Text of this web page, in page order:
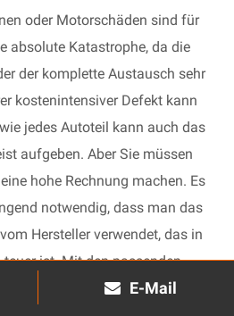
E-Mail
oder Motorschäden sind für
absolute Katastrophe, da die
der komplette Austausch sehr
kostenintensiver Defekt kann
jedes Autoteil kann auch das
aufgeben. Aber Sie müssen
hohe Rechnung machen. Es
notwendig, dass man das
Hersteller verwendet, das in
teuer ist. Mit den passenden
gebrauchte Getriebe schnell